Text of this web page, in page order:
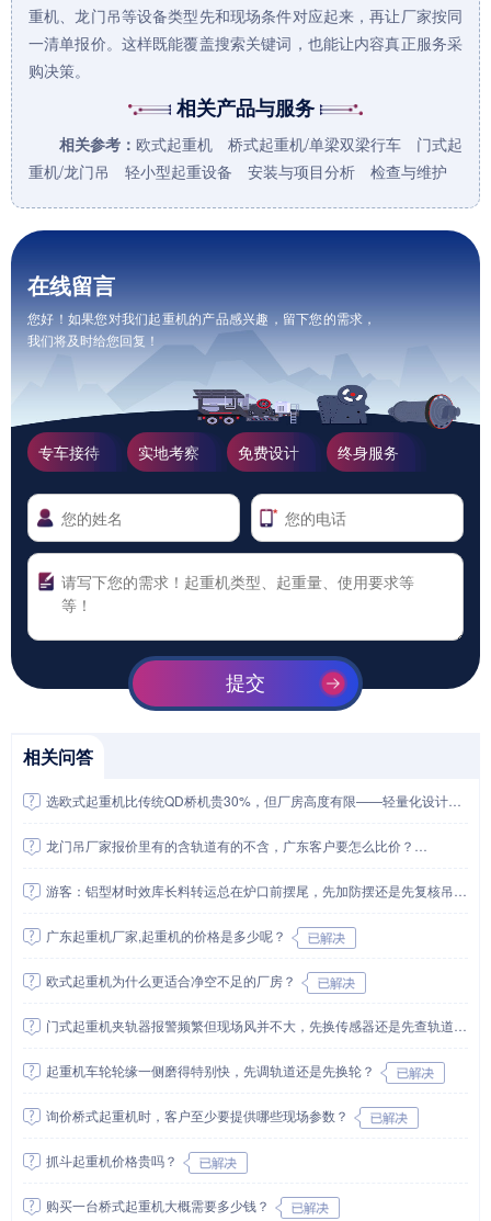
重机、龙门吊等设备类型先和现场条件对应起来，再让厂家按同
一清单报价。这样既能覆盖搜索关键词，也能让内容真正服务采
购决策。
相关产品与服务
相关参考： 欧式起重机 桥式起重机/单梁双梁行车
门式起
重机/龙门吊
轻小型起重设备 安装与项目分析 检查与维护
在线留言
您好！如果您对我们起重机的产品感兴趣，留下您的需求，
我们将及时给您回复！
专车接待 实地考察 免费设计 终身服务
提交
相关问答
选欧式起重机比传统QD桥机贵30%，但厂房高度有限——轻量化设计真能降低车间改造成本吗？具体能省多少钢构费用？
龙门吊厂家报价里有的含轨道有的不含，广东客户要怎么比价？
游客：铝型材时效库长料转运总在炉口前摆尾，先加防摆还是先复核吊具摆角和接料口令？
广东起重机厂家,起重机的价格是多少呢？
欧式起重机为什么更适合净空不足的厂房？
门式起重机夹轨器报警频繁但现场风并不大，先换传感器还是先查轨道沉降和夹紧间隙？
起重机车轮轮缘一侧磨得特别快，先调轨道还是先换轮？
询价桥式起重机时，客户至少要提供哪些现场参数？
抓斗起重机价格贵吗？
购买一台桥式起重机大概需要多少钱？